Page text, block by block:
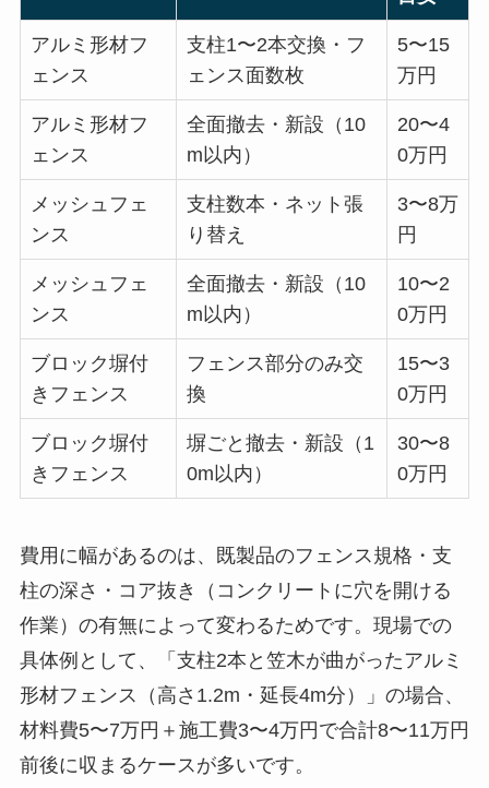
アルミ形材フ
ェンス
支柱1〜2本交換・フ
ェンス面数枚
5〜15
万円
アルミ形材フ
ェンス
全面撤去・新設（10
m以内）
20〜4
0万円
メッシュフェ
ンス
支柱数本・ネット張
り替え
3〜8万
円
メッシュフェ
ンス
全面撤去・新設（10
m以内）
10〜2
0万円
ブロック塀付
きフェンス
フェンス部分のみ交
換
15〜3
0万円
ブロック塀付
きフェンス
塀ごと撤去・新設（1
0m以内）
30〜8
0万円
費用に幅があるのは、既製品のフェンス規格・支
柱の深さ・コア抜き（コンクリートに穴を開ける
作業）の有無によって変わるためです。現場での
具体例として、「支柱2本と笠木が曲がったアルミ
形材フェンス（高さ1.2m・延長4m分）」の場合、
材料費5〜7万円＋施工費3〜4万円で合計8〜11万円
前後に収まるケースが多いです。